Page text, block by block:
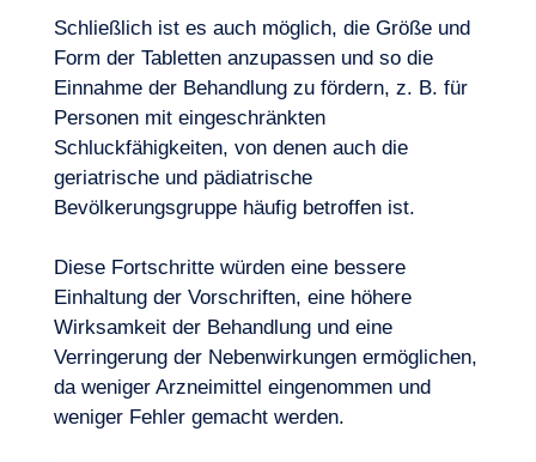
Schließlich ist es auch möglich, die Größe und
Form der Tabletten anzupassen und so die
Einnahme der Behandlung zu fördern, z. B. für
Personen mit eingeschränkten
Schluckfähigkeiten, von denen auch die
geriatrische und pädiatrische
Bevölkerungsgruppe häufig betroffen ist.
Diese Fortschritte würden eine bessere
Einhaltung der Vorschriften, eine höhere
Wirksamkeit der Behandlung und eine
Verringerung der Nebenwirkungen ermöglichen,
da weniger Arzneimittel eingenommen und
weniger Fehler gemacht werden.